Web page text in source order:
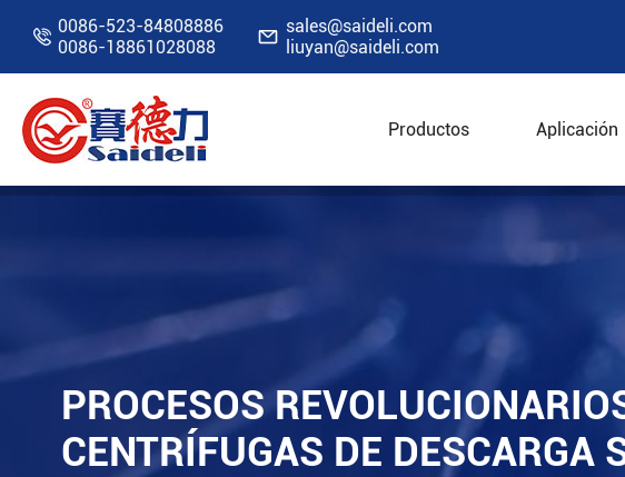
 0086-523-84808886
0086-18861028088
 sales@saideli.com
liuyan@saideli.com
Productos Aplicación
Inicio Recursos
PROCESOS
CENTRÍFUGAS DE DESCARGA